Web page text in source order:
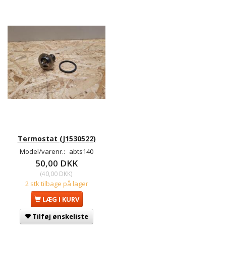
Termostat (J1530522)
Model/varenr.: abts140
50,00 DKK
(40,00 DKK)
2 stk tilbage på lager
LÆG I KURV
Tilføj ønskeliste